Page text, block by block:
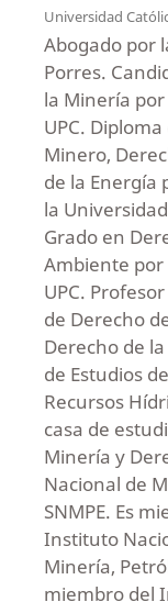
Universidad
Abogado por
Porres.
la Minería por
UPC.
Minero,
de la Energía
la
Grado en
Ambiente por
UPC.
de Derecho
Derecho de
de Estudios
Recursos
casa de
Minería y
Nacional de
SNMPE. Es
Instituto
Minería,
miembro del